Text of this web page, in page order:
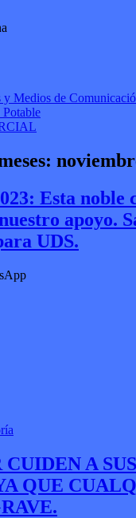
y Medios de
Esta noble
apoyo.
UDS.
CUIDEN A
QUE